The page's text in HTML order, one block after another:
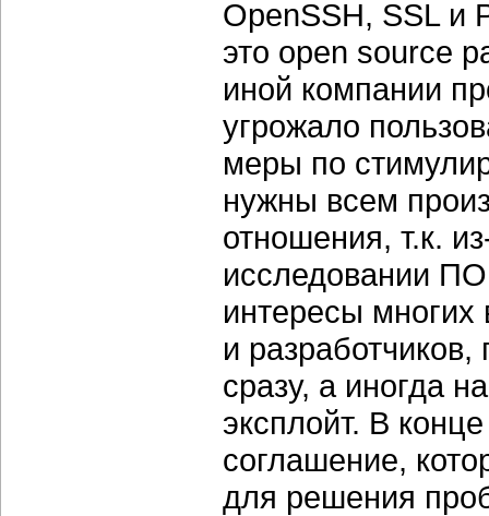
OpenSSH, SSL и
это open source
иной компании
угрожало
меры по
нужны всем
отношения, т.к.
исследовании
интересы многих
и
сразу, а иногда
эксплойт. В
соглашение,
для решения